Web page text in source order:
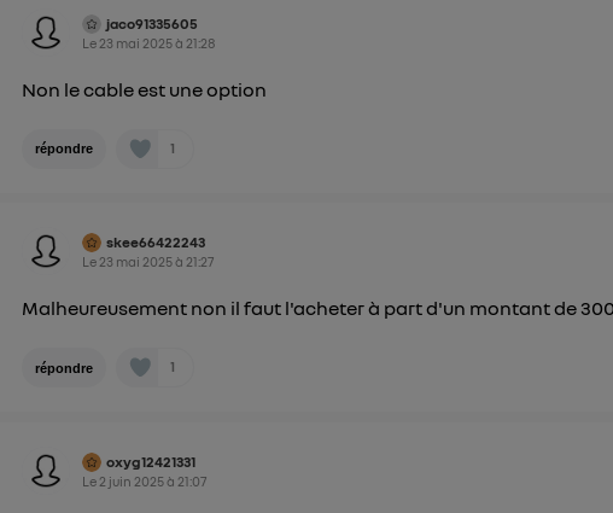
jaco91335605
Le 23 mai 2025à 21:28
Non le cable est une option
répondre 1
skee66422243
Le 23 mai 2025à 21:27
Malheureusement non il faut l'acheter à part d'un montant de
répondre 1
oxyg12421331
Le 2 juin 2025à 21:07